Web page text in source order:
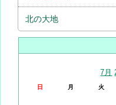
北の大地
7月
日 月 火